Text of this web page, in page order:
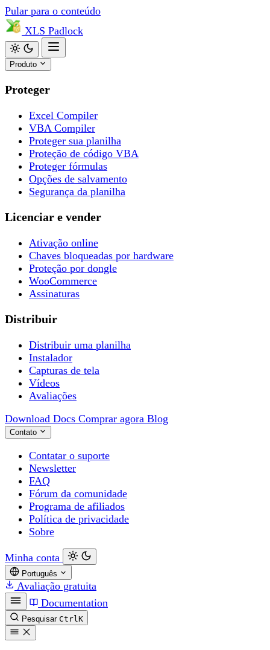
Pular para o conteúdo
XLS Padlock
Produto
Proteger
Excel Compiler
VBA Compiler
Proteger sua planilha
Proteção de código VBA
Proteger fórmulas
Opções de salvamento
Segurança da planilha
Licenciar e vender
Ativação online
Chaves bloqueadas por hardware
Proteção por dongle
WooCommerce
Assinaturas
Distribuir
Distribuir uma planilha
Instalador
Capturas de tela
Vídeos
Avaliações
Download Docs Comprar agora Blog
Contato
Contatar o suporte
Newsletter
FAQ
Fórum da comunidade
Programa de afiliados
Política de privacidade
Sobre
Minha conta
Português
Avaliação gratuita
Documentation
Pesquisar CtrlK